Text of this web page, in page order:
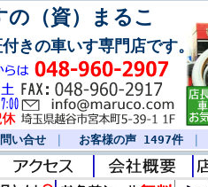
（資）まるこ
きの車いす専門店です。
い合せ お客様の声 1497件